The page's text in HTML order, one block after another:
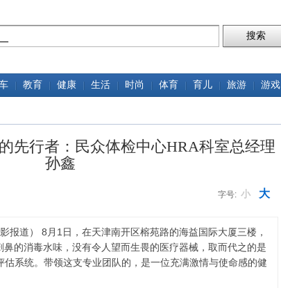
教育 健康 生活 时尚 体育 育儿 旅游 游戏
先行者：民众体检中心HRA科室总经理
孙鑫
字号: 小 大
报道） 8月1日，在天津南开区榕苑路的海益国际大厦三楼，
的消毒水味，没有令人望而生畏的医疗器械，取而代之的是
系统。带领这支专业团队的，是一位充满激情与使命感的健